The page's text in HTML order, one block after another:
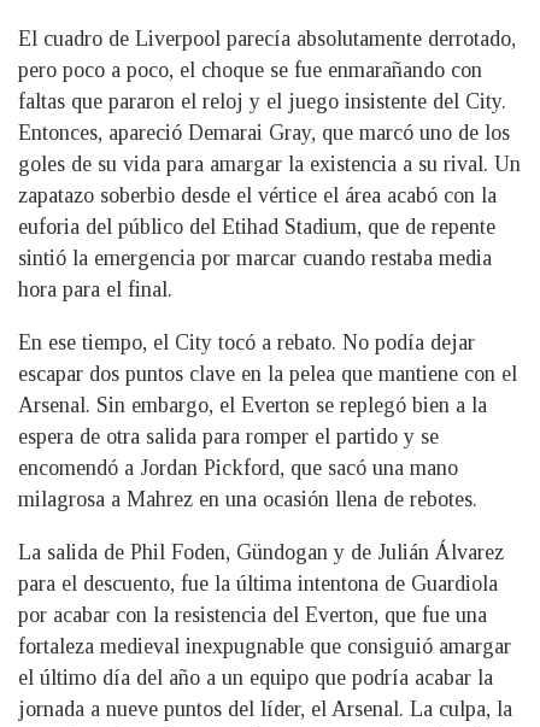
El cuadro de Liverpool parecía absolutamente derrotado,
pero poco a poco, el choque se fue enmarañando con
faltas que pararon el reloj y el juego insistente del City.
Entonces, apareció Demarai Gray, que marcó uno de los
goles de su vida para amargar la existencia a su rival. Un
zapatazo soberbio desde el vértice el área acabó con la
euforia del público del Etihad Stadium, que de repente
sintió la emergencia por marcar cuando restaba media
hora para el final.
En ese tiempo, el City tocó a rebato. No podía dejar
escapar dos puntos clave en la pelea que mantiene con el
Arsenal. Sin embargo, el Everton se replegó bien a la
espera de otra salida para romper el partido y se
encomendó a Jordan Pickford, que sacó una mano
milagrosa a Mahrez en una ocasión llena de rebotes.
La salida de Phil Foden, Gündogan y de Julián Álvarez
para el descuento, fue la última intentona de Guardiola
por acabar con la resistencia del Everton, que fue una
fortaleza medieval inexpugnable que consiguió amargar
el último día del año a un equipo que podría acabar la
jornada a nueve puntos del líder, el Arsenal. La culpa, la